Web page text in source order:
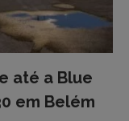
até a Blue
em Belém